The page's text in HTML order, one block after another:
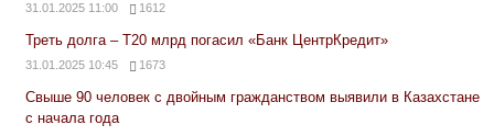
31.01.2025 11:00 1612
Треть долга – Т20 млрд погасил «Банк ЦентрКредит»
31.01.2025 10:45 1673
Свыше 90 человек с двойным гражданством выявили в Казахстане
с начала года